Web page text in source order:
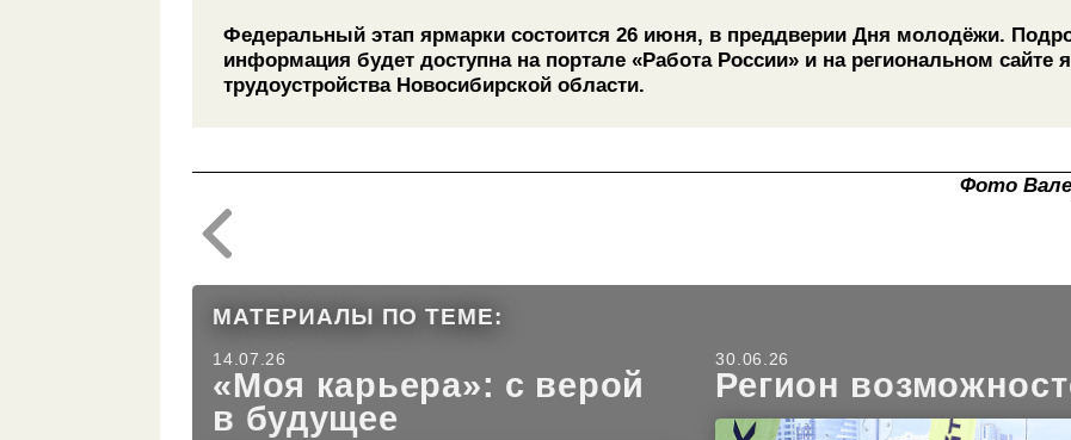
Федеральный этап ярмарки состоится 26 июня, в преддверии Дня молодёжи.
информация будет доступна на портале «Работа России» и на региональном сайте
трудоустройства Новосибирской области.
Фото
МАТЕРИАЛЫ ПО ТЕМЕ:
14.07.26
«Моя карьера»: с верой
в будущее
30.06.26
Регион